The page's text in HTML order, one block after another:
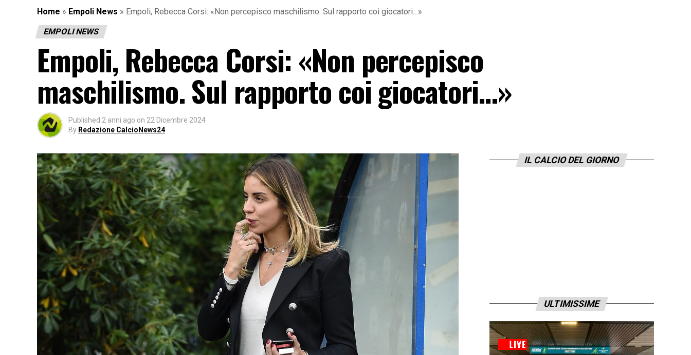
Home » Empoli News » Empoli, Rebecca Corsi: «Non percepisco maschilismo. Sul rapporto coi giocatori…»
EMPOLI NEWS
Empoli, Rebecca Corsi: «Non percepisco
maschilismo. Sul rapporto coi giocatori…»
Published 2 anni ago on 22 Dicembre 2024
By Redazione CalcioNews24
IL CALCIO DEL GIORNO
ULTIMISSIME